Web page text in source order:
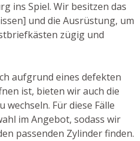
ins Spiel. Wir besitzen das
und die Ausrüstung, um
zügig und
aufgrund eines defekten
ist, bieten wir auch die
Für diese Fälle
im Angebot, sodass wir
passenden Zylinder finden.